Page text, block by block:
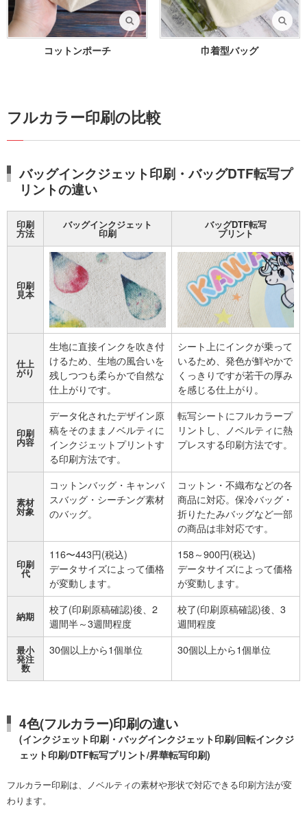
コットンポーチ 巾着型バッグ
フルカラー印刷の比較
バッグインクジェット印刷・バッグDTF転写プ
リントの違い
印刷
方法
バッグインクジェット
印刷
バッグDTF転写
プリント
印刷
見本
仕上
がり
生地に直接インクを吹き付
けるため、生地の風合いを
残しつつも柔らかで自然な
仕上がりです。
シート上にインクが乗って
いるため、発色が鮮やかで
くっきりですが若干の厚み
を感じる仕上がり。
印刷
内容
データ化されたデザイン原
稿をそのままノベルティに
インクジェットプリントす
る印刷方法です。
転写シートにフルカラープ
リントし、ノベルティに熱
プレスする印刷方法です。
素材
対象
コットンバッグ・キャンバ
スバッグ・シーチング素材
のバッグ。
コットン・不織布などの各
商品に対応。保冷バッグ・
折りたたみバッグなど一部
の商品は非対応です。
印刷
代
116〜443円(税込)
データサイズによって価格
が変動します。
158～900円(税込)
データサイズによって価格
が変動します。
納期
校了(印刷原稿確認)後、2
週間半～3週間程度
校了(印刷原稿確認)後、3
週間程度
最小
発注
数
30個以上から1個単位 30個以上から1個単位
4色(フルカラー)印刷の違い
(インクジェット印刷・バッグインクジェット印刷/回転インクジ
ェット印刷/DTF転写プリント/昇華転写印刷)
フルカラー印刷は、ノベルティの素材や形状で対応できる印刷方法が変
わります。